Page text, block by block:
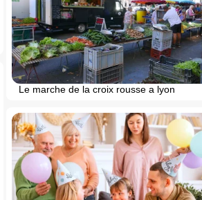
Le marche de la croix rousse a lyon